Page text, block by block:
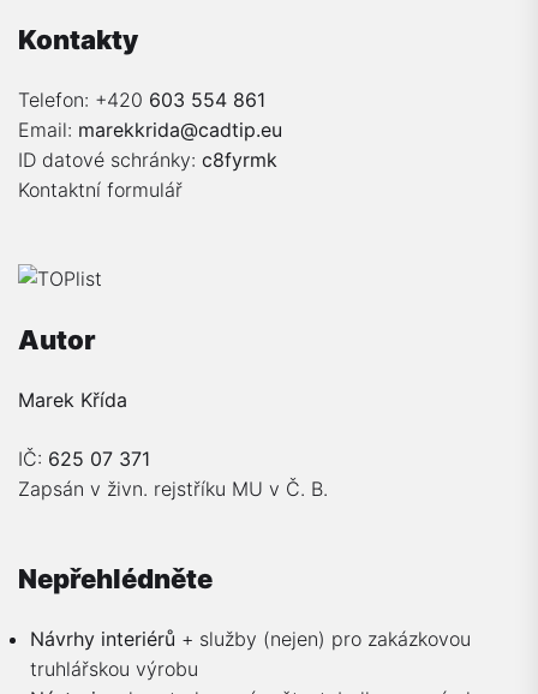
Kontakty
Telefon: +420 603 554 861
Email: marekkrida@cadtip.eu
ID datové schránky: c8fyrmk
Kontaktní formulář
Autor
Marek Křída
IČ: 625 07 371
Zapsán v živn. rejstříku MU v Č. B.
Nepřehlédněte
Návrhy interiérů + služby (nejen) pro zakázkovou
truhlářskou výrobu